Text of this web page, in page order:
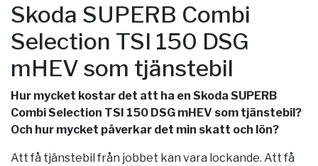
Skoda SUPERB Combi
Selection TSI 150 DSG
mHEV som tjänstebil
Hur mycket kostar det att ha en Skoda SUPERB
Combi Selection TSI 150 DSG mHEV som tjänstebil?
Och hur mycket påverkar det min skatt och lön?
Att få tjänstebil från jobbet kan vara lockande. Att få